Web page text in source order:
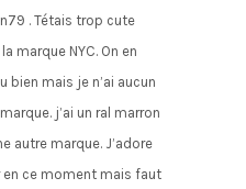
. Tétais trop cute
marque NYC. On en
bien mais je n’ai aucun
j’ai un ral marron
autre marque. J’adore
en ce moment mais faut